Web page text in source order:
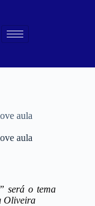
aula
aula
será o tema
Oliveira